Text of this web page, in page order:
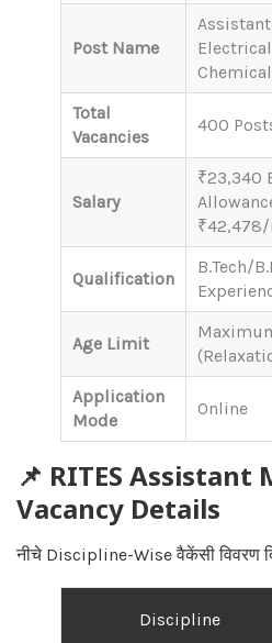
Post Name
Total
Vacancies
400
Salary
₹23,340
Qualification
B.Tech/
Age Limit
Application
Mode
Online
📌 RITES Assistant
Vacancy Details
नीचे Discipline-Wise वैकेंसी विवरण
Discipline